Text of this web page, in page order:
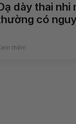
dày thai nhi
có
thêm